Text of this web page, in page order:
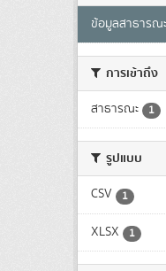
ข้อมูลสาธารณะ
การเข้าถึง
สาธารณะ 1
รูปแบบ
CSV 1
XLSX 1